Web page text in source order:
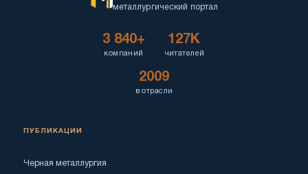
металлургический портал
3 840+
компаний
127K
читателей
2009
в отрасли
ПУБЛИКАЦИИ
Черная металлургия